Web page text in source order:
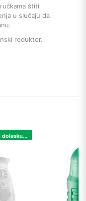
štiti
u slučaju da
reduktor.
dolasku...